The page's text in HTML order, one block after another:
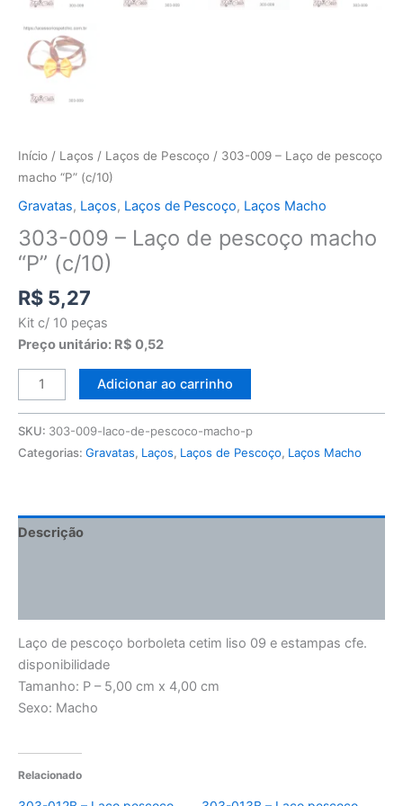
Início / Laços / Laços de Pescoço / 303-009 – Laço de pescoço
macho “P” (c/10)
Gravatas, Laços, Laços de Pescoço, Laços Macho
303-009 – Laço de pescoço macho
“P” (c/10)
R$ 5,27
Kit c/ 10 peças
Preço unitário: R$ 0,52
Adicionar ao carrinho
SKU: 303-009-laco-de-pescoco-macho-p
Categorias: Gravatas, Laços, Laços de Pescoço, Laços Macho
Descrição
Laço de pescoço borboleta cetim liso 09 e estampas cfe.
disponibilidade
Tamanho: P – 5,00 cm x 4,00 cm
Sexo: Macho
Relacionado